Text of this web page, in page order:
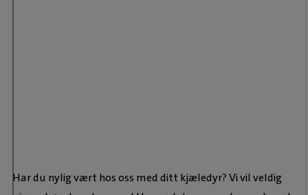
Har du nylig vært hos oss med ditt kjæledyr? Vi vil veldig